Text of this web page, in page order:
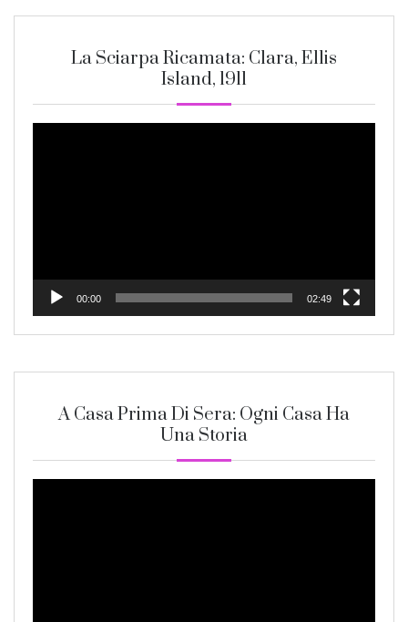
La Sciarpa Ricamata: Clara, Ellis
Island, 1911
00:00 02:49
A Casa Prima Di Sera: Ogni Casa Ha
Una Storia